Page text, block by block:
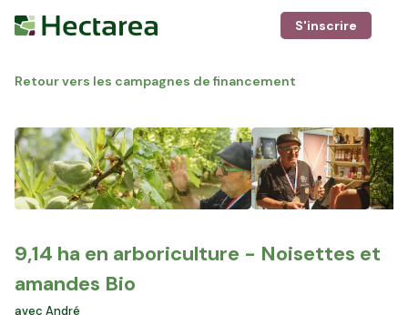
S'inscrire
Retour vers les campagnes de financement
9,14 ha en arboriculture - Noisettes et
amandes Bio
avec André